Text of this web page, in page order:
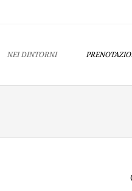
NEI DINTORNI